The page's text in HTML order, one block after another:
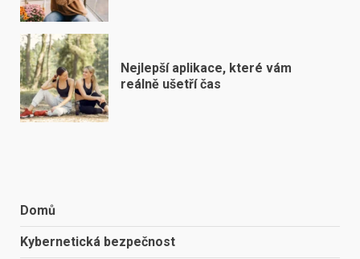
Nejlepší aplikace, které vám
reálně ušetří čas
Domů
Kybernetická bezpečnost